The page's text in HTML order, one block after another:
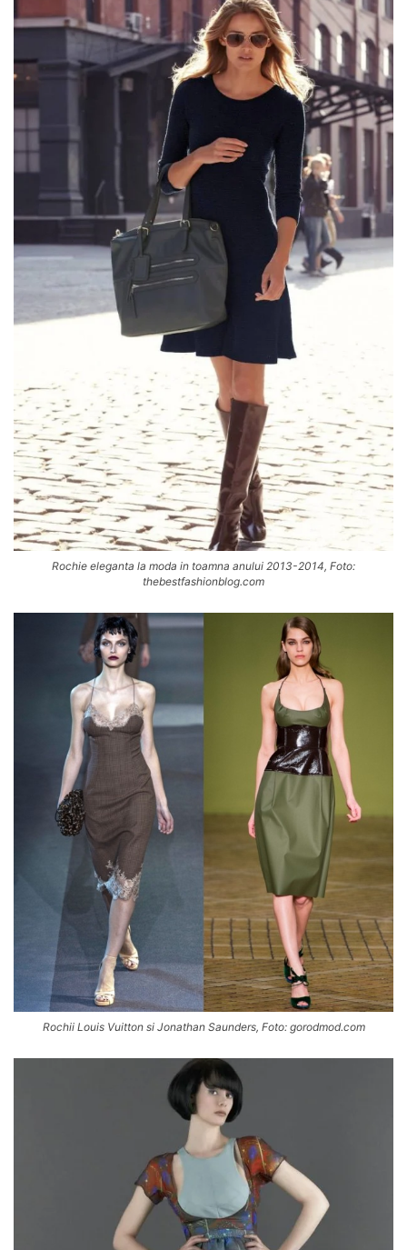
Rochie eleganta la moda in toamna anului 2013-2014, Foto:
thebestfashionblog.com
Rochii Louis Vuitton si Jonathan Saunders, Foto: gorodmod.com